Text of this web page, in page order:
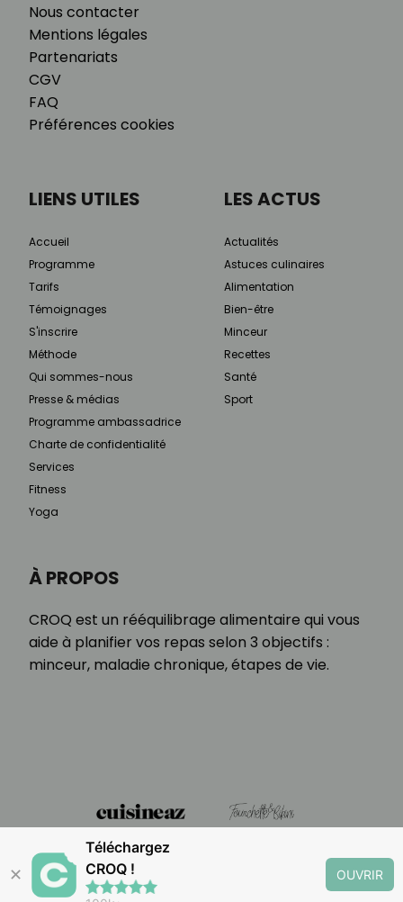
Nous contacter
Mentions légales
Partenariats
CGV
FAQ
Préférences cookies
À PROPOS
CROQ est un rééquilibrage alimentaire qui vous
aide à planifier vos repas selon 3 objectifs :
minceur, maladie chronique, étapes de vie.
LIENS UTILES
Accueil
Programme
Tarifs
Témoignages
S'inscrire
Méthode
Qui sommes-nous
Presse & médias
Programme ambassadrice
Charte de confidentialité
Services
Fitness
Yoga
LES ACTUS
Actualités
Astuces culinaires
Alimentation
Bien-être
Minceur
Recettes
Santé
Sport
✕
Téléchargez
CROQ !
OUVRIR